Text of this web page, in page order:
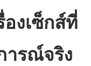
องเซ็กส์ที่
ารณ์จริง